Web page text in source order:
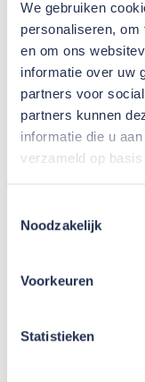
We gebruiken
personaliseren,
en om ons
informatie over uw
partners voor
partners kunnen
informatie die u
verzameld op
Noodzakelijk
Voorkeuren
Statistieken
bedanken Guus,
deelnemende
en de vele